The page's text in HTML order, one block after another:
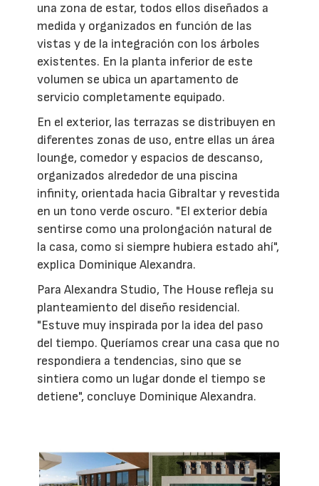
una zona de estar, todos ellos diseñados a
medida y organizados en función de las
vistas y de la integración con los árboles
existentes. En la planta inferior de este
volumen se ubica un apartamento de
servicio completamente equipado.
En el exterior, las terrazas se distribuyen en
diferentes zonas de uso, entre ellas un área
lounge, comedor y espacios de descanso,
organizados alrededor de una piscina
infinity, orientada hacia Gibraltar y revestida
en un tono verde oscuro. "El exterior debía
sentirse como una prolongación natural de
la casa, como si siempre hubiera estado ahí",
explica Dominique Alexandra.
Para Alexandra Studio, The House refleja su
planteamiento del diseño residencial.
"Estuve muy inspirada por la idea del paso
del tiempo. Queríamos crear una casa que no
respondiera a tendencias, sino que se
sintiera como un lugar donde el tiempo se
detiene", concluye Dominique Alexandra.